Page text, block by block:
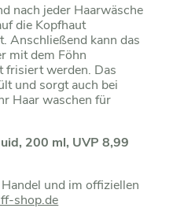
nach jeder Haarwäsche
die Kopfhaut
Anschließend kann das
mit dem Föhn
frisiert werden. Das
und sorgt auch bei
Haar waschen für
200 ml, UVP 8,99
und im offiziellen
shop.de